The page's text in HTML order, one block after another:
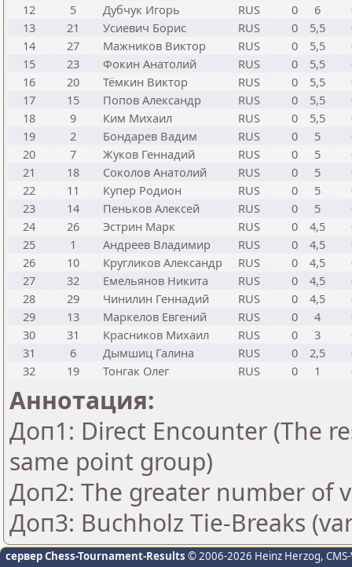
12
5 Дубчук Игорь RUS 0 6
13
21 Усиевич Борис RUS 0 5,5
14
27 Мажников Виктор RUS 0 5,5
15
23 Фокин Анатолий RUS 0 5,5
16
20 Тёмкин Виктор RUS 0 5,5
17
15 Попов Александр RUS 0 5,5
18
9 Ким Михаил RUS 0 5,5
19
2 Бондарев Вадим RUS 0 5
20
7 Жуков Геннадий RUS 0 5
21
18 Соколов Анатолий RUS 0 5
22
11 Купер Родион RUS 0 5
23
14 Пеньков Алексей RUS 0 5
24
26 Эстрин Марк RUS 0 4,5
25
1 Андреев Владимир RUS 0 4,5
26
10 Кругликов Александр RUS 0 4,5
27
32 Емельянов Никита RUS 0 4,5
28
29 Чинилин Геннадий RUS 0 4,5
29
13 Маркелов Евгений RUS 0 4
30
31 Красников Михаил RUS 0 3
31
6 Дымшиц Галина RUS 0 2,5
32
19 Тонгак Олег RUS 0 1
Аннотация:
Доп1: Direct Encounter (The
same point group)
Доп2: The greater number of
Доп3: Buchholz Tie-Breaks
сервер Chess-Tournament-Results © 2006-2026 Heinz Herzog,